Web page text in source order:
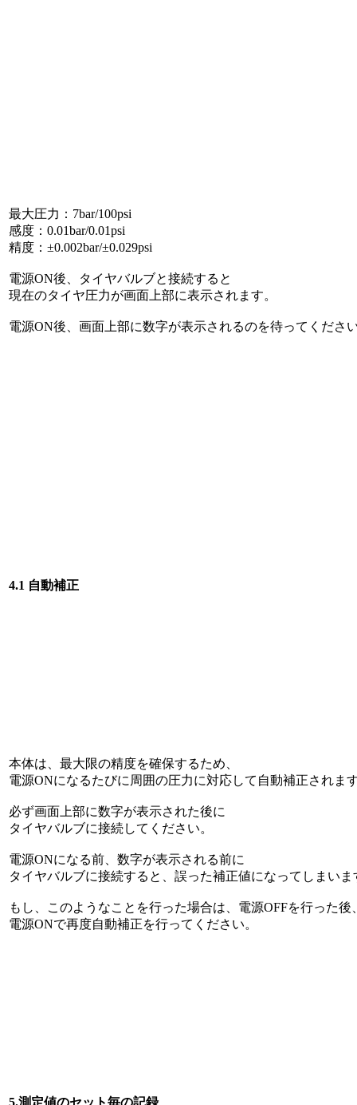
最大圧力：7bar/100psi
感度：0.01bar/0.01psi
精度：±0.002bar/±0.029psi
電源ON後、タイヤバルブと接続すると
現在のタイヤ圧力が画面上部に表示されます。
電源ON後、画面上部に数字が表示されるのを待ってくださ
4.1 自動補正
本体は、最大限の精度を確保するため、
電源ONになるたびに周囲の圧力に対応して自動補正されま
必ず画面上部に数字が表示された後に
タイヤバルブに接続してください。
電源ONになる前、数字が表示される前に
タイヤバルブに接続すると、誤った補正値になってしまいま
もし、このようなことを行った場合は、電源OFFを行った後
電源ONで再度自動補正を行ってください。
5.測定値のセット毎の記録